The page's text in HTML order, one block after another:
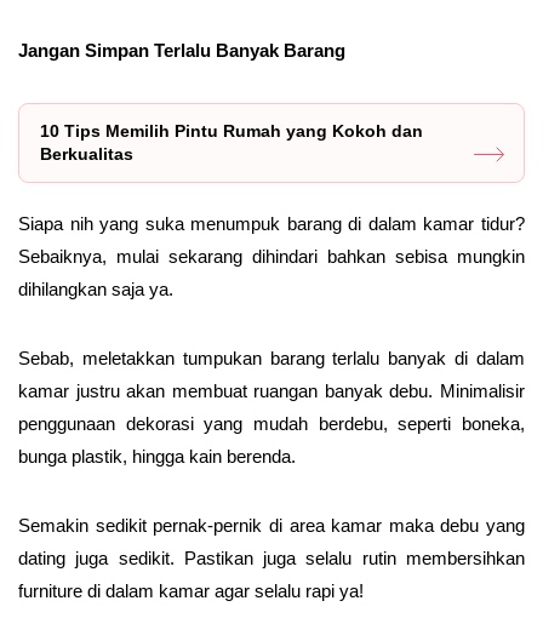
Jangan Simpan Terlalu Banyak Barang
10 Tips Memilih Pintu Rumah yang Kokoh dan
Berkualitas
Siapa nih yang suka menumpuk barang di dalam kamar tidur?
Sebaiknya, mulai sekarang dihindari bahkan sebisa mungkin
dihilangkan saja ya.
Sebab, meletakkan tumpukan barang terlalu banyak di dalam
kamar justru akan membuat ruangan banyak debu. Minimalisir
penggunaan dekorasi yang mudah berdebu, seperti boneka,
bunga plastik, hingga kain berenda.
Semakin sedikit pernak-pernik di area kamar maka debu yang
dating juga sedikit. Pastikan juga selalu rutin membersihkan
furniture di dalam kamar agar selalu rapi ya!